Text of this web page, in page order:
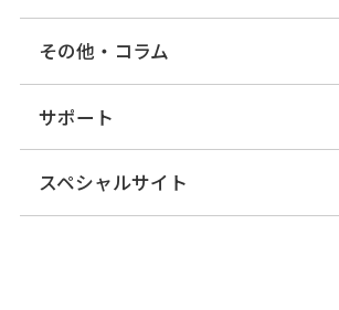
その他・コラム
サポート
スペシャルサイト